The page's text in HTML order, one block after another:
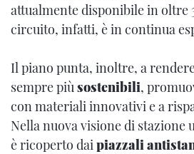
attualmente disponibile in oltre
circuito, infatti, è in continua
Il piano punta, inoltre, a
sempre più sostenibili,
con materiali innovativi e a
Nella nuova visione di
è ricoperto dai piazzali